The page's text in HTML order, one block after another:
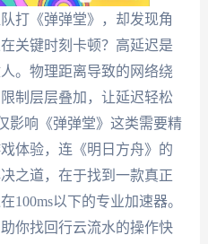
打《弹弹堂》，却发现角
关键时刻卡顿？高延迟是
。物理距离导致的网络绕
制层层叠加，让延迟轻松
影响《弹弹堂》这类需要精
体验，连《明日方舟》的
之道，在于找到一款真正
100ms以下的专业加速器。
你找回行云流水的操作快